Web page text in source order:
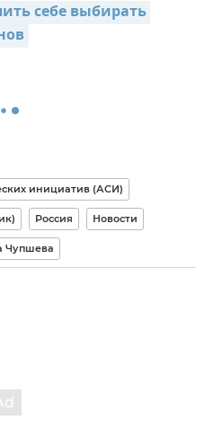
себе выбирать
инициатив (АСИ)
Россия Новости
Чупшева